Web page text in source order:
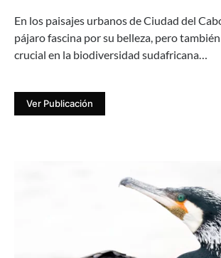
En los paisajes urbanos de Ciudad del
pájaro fascina por su belleza, pero
crucial en la biodiversidad sudafricana…
Ver Publicación